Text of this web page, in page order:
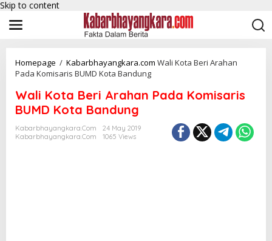
Skip to content
Homepage / Kabarbhayangkara.com Wali Kota Beri Arahan
Pada Komisaris BUMD Kota Bandung
Wali Kota Beri Arahan Pada Komisaris
BUMD Kota Bandung
Kabarbhayangkara.com
24 May 2019
Kabarbhayangkara.com
1065 Views